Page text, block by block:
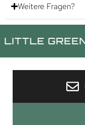
Weitere Fragen?
GREEN MEN.